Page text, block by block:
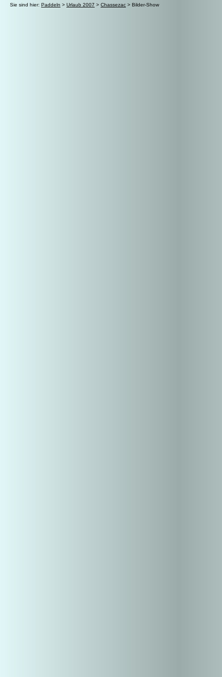
Sie sind hier: Paddeln > Urlaub 2007 > Chassezac > Bilder-Show